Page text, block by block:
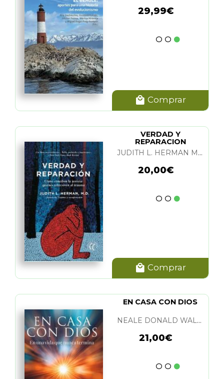
29,99€
Comprar
VERDAD Y
REPARACION
JUDITH L. HERMAN M. D.
20,00€
Comprar
EN CASA CON DIOS
NEALE DONALD WALSCH
21,00€